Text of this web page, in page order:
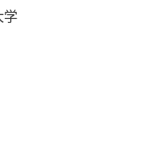
学